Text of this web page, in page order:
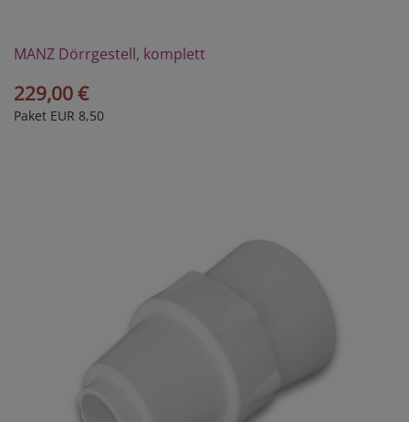
MANZ Dörrgestell, komplett
229,00 €
Paket EUR 8,50